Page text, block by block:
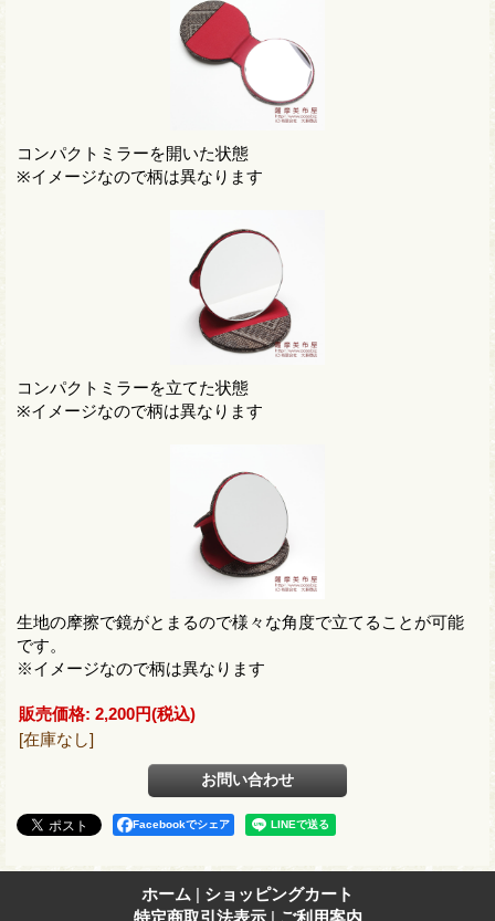
コンパクトミラーを開いた状態
※イメージなので柄は異なります
コンパクトミラーを立てた状態
※イメージなので柄は異なります
生地の摩擦で鏡がとまるので様々な角度で立てることが可能
です。
※イメージなので柄は異なります
販売価格: 2,200円(税込)
[在庫なし]
Facebookでシェア
ホーム | ショッピングカート
特定商取引法表示 | ご利用案内